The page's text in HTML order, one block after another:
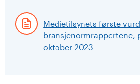
Medietilsynets første
bransjenormrapportene,
oktober 2023